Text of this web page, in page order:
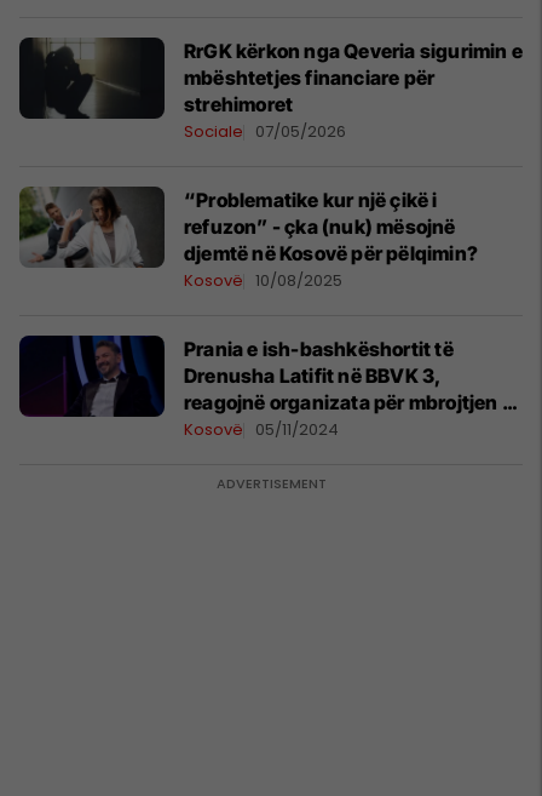
RrGK kërkon nga Qeveria sigurimin e
mbështetjes financiare për
strehimoret
Sociale 07/05/2026
“Problematike kur një çikë i
refuzon” - çka (nuk) mësojnë
djemtë në Kosovë për pëlqimin?
Kosovë 10/08/2025
Prania e ish-bashkëshortit të
Drenusha Latifit në BBVK 3,
reagojnë organizata për mbrojtjen e
grave: Mos i promovoni dhunuesit
Kosovë 05/11/2024